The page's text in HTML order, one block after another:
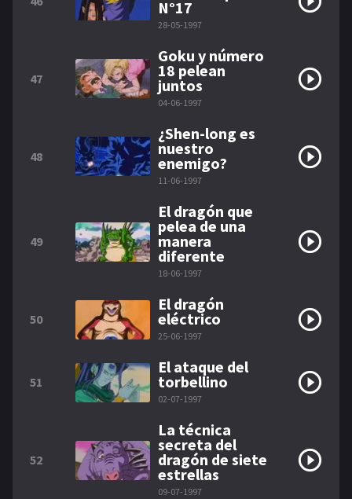
N°17
28-05-1997
47
Goku y número
18 pelean
juntos
04-06-1997
48
¿Shen-long es
nuestro
enemigo?
11-06-1997
49
El dragón que
pelea de una
manera
diferente
18-06-1997
50
El dragón
eléctrico
25-06-1997
51
El ataque del
torbellino
02-07-1997
52
La técnica
secreta del
dragón de siete
estrellas
09-07-1997